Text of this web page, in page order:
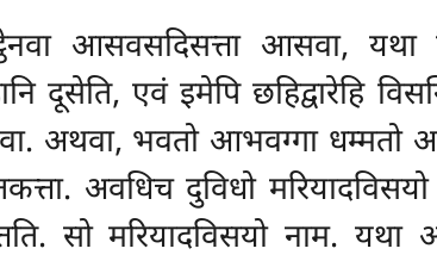
आसवसदिसत्ता आसवा, यथा
दूसेति, एवं इमेपि छहिद्वारेहि
अथवा, भवतो आभवग्गा धम्मतो
अवधिच दुविधो
सो मरियादविसयो नाम. यथा